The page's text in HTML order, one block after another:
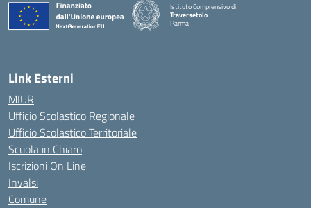
Istituto Comprensivo di
Traversetolo
Parma
Link Esterni
MIUR
Ufficio Scolastico Regionale
Ufficio Scolastico Territoriale
Scuola in Chiaro
Iscrizioni On Line
Invalsi
Comune